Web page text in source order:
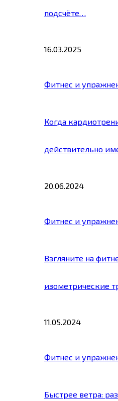
подсчёте…
16.03.2025
Фитнес и
Когда
действительно
20.06.2024
Фитнес и
Взгляните на
изометрические
11.05.2024
Фитнес и
Быстрее ветра: